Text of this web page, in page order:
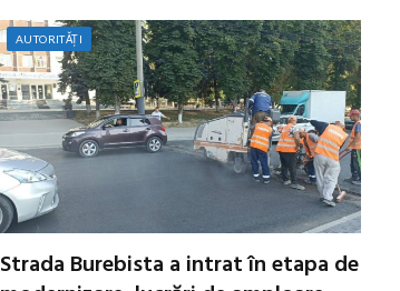
AUTORITĂȚI
Strada Burebista a intrat în etapa de